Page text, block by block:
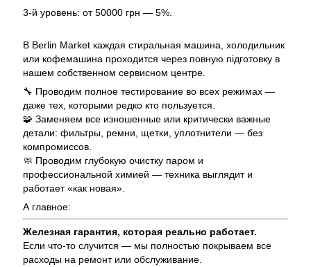
3-й уровень: от 50000 грн — 5%.
В Berlin Market каждая стиральная машина, холодильник
или кофемашина проходится через повную підготовку в
нашем собственном сервисном центре.
🔧 Проводим полное тестирование во всех режимах —
даже тех, которыми редко кто пользуется.
🧩 Заменяем все изношенные или критически важные
детали: фильтры, ремни, щетки, уплотнители — без
компромиссов.
🧼 Проводим глубокую очистку паром и
профессиональной химией — техника выглядит и
работает «как новая».
А главное:
Железная гарантия, которая реально работает.
Если что-то случится — мы полностью покрываем все
расходы на ремонт или обслуживание.